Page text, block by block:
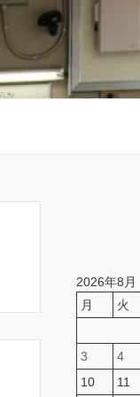
2026年8月
月
火
3
4
10
11